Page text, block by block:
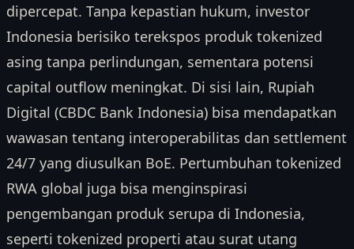
dipercepat. Tanpa kepastian hukum, investor
Indonesia berisiko terekspos produk tokenized
asing tanpa perlindungan, sementara potensi
capital outflow meningkat. Di sisi lain, Rupiah
Digital (CBDC Bank Indonesia) bisa mendapatkan
wawasan tentang interoperabilitas dan settlement
24/7 yang diusulkan BoE. Pertumbuhan tokenized
RWA global juga bisa menginspirasi
pengembangan produk serupa di Indonesia,
seperti tokenized properti atau surat utang